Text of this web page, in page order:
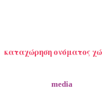
καταχώρηση ονόματος
media